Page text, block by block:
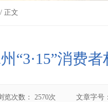
/ 正文
“3·15”消费
览次数： 2570次 文章字号：